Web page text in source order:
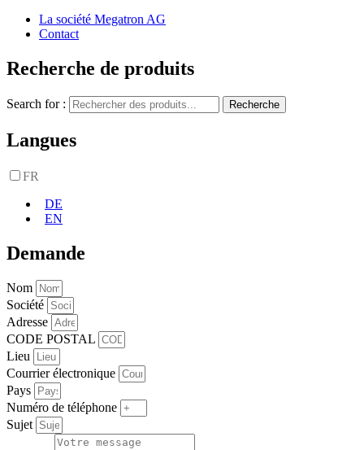
La société Megatron AG
Contact
Recherche de produits
Search for : Recherche
Langues
FR
DE
EN
Demande
Nom
Société
Adresse
CODE POSTAL
Lieu
Courrier électronique
Pays
Numéro de téléphone
Sujet